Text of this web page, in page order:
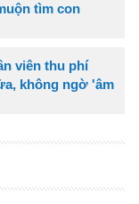
tìm con
viên thu phí
không ngờ 'âm